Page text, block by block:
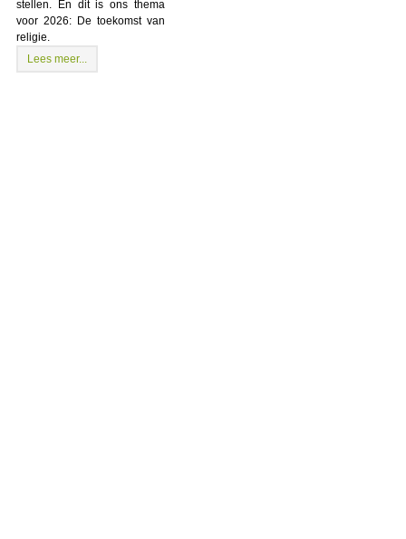
stellen. En dit is ons thema
voor 2026: De toekomst van
religie.
Lees meer...